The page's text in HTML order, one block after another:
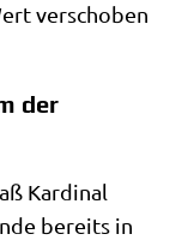
ver­scho­ben
der
Kar­di­nal
bereits in